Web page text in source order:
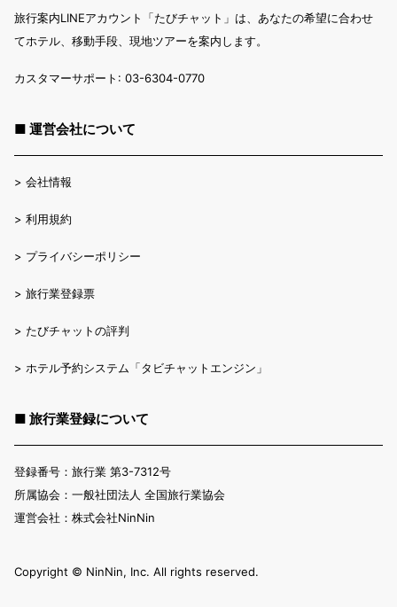
旅行案内LINEアカウント「たびチャット」は、あなたの希望に合わせ
てホテル、移動手段、現地ツアーを案内します。
カスタマーサポート: 03-6304-0770
■ 運営会社について
> 会社情報
> 利用規約
> プライバシーポリシー
> 旅行業登録票
> たびチャットの評判
> ホテル予約システム「タビチャットエンジン」
■ 旅行業登録について
登録番号：旅行業 第3-7312号
所属協会：一般社団法人 全国旅行業協会
運営会社：株式会社NinNin
Copyright ©︎ NinNin, Inc. All rights reserved.